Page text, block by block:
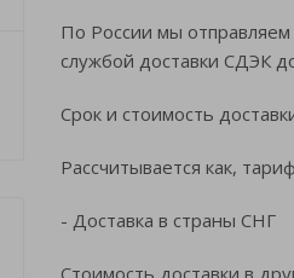
По России мы отправляем
службой доставки СДЭК
Срок и стоимость
Рассчитывается как,
- Доставка в страны СНГ
Стоимость доставки в